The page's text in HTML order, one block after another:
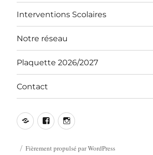
Interventions Scolaires
Notre réseau
Plaquette 2026/2027
Contact
ContactFacebookInstagram
Fièrement propulsé par WordPress